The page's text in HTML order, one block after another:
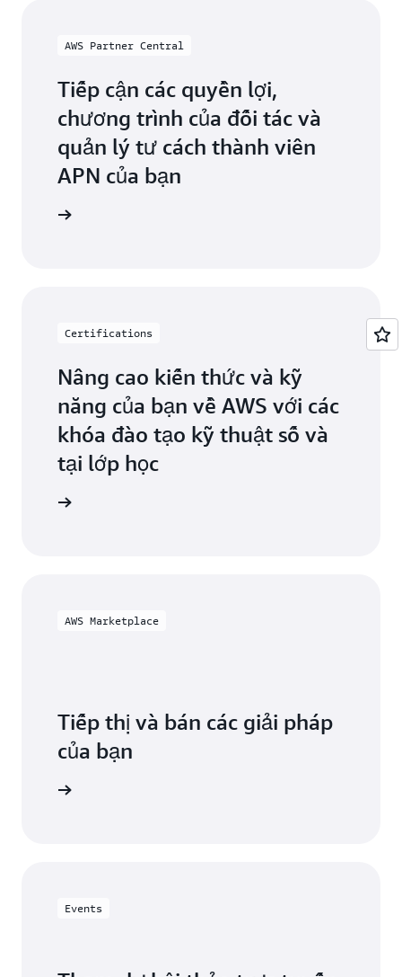
AWS Partner Central
Tiếp cận các quyền lợi,
chương trình của đối tác và
quản lý tư cách thành viên
APN của bạn
Certifications
Nâng cao kiến thức và kỹ
năng của bạn về AWS với các
khóa đào tạo kỹ thuật số và
tại lớp học
AWS Marketplace
Tiếp thị và bán các giải pháp
của bạn
Events